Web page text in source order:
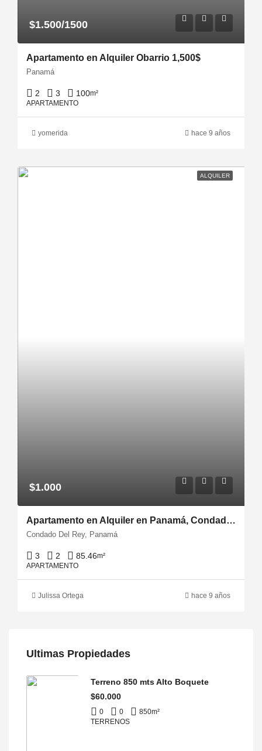
$1.500/1500
Apartamento en Alquiler Obarrio 1,500$
Panamá
2 3 100m²
APARTAMENTO
yomerida hace 9 años
ALQUILER
$1.000
Apartamento en Alquiler en Panamá, Condado del Rey /MC GREGOR
Condado Del Rey, Panamá
3 2 85.46m²
APARTAMENTO
Julissa Ortega hace 9 años
Ultimas Propiedades
Terreno 850 mts Alto Boquete
$60.000
0 0 850m²
TERRENOS